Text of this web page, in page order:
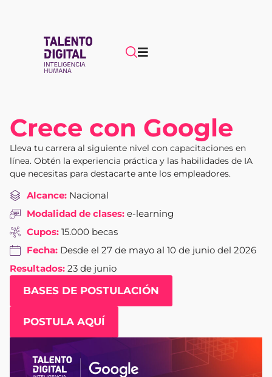
Crece con Google
Lleva tu carrera al siguiente nivel con capacitaciones en
línea. Obtén la experiencia práctica y las habilidades de IA
que necesitas para destacarte ante los empleadores.
Alcance:Nacional
Modalidad de clases:e-learning
Cupos:15.000 becas
Fecha:Desde el 27 de mayo al 10 de junio del 2026
Resultados: 23 de junio
BASES DE POSTULACIÓN
POSTULA AQUÍ